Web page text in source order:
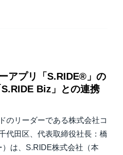
アプリ「S.RIDE®」の
Biz」との連携
のリーダーである株式会社コ
代田区、代表取締役社長：橋
は、S.RIDE株式会社（本